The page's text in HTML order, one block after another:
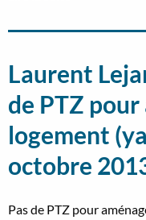
Laurent
de PTZ
logement
octobre
Pas de PTZ pour